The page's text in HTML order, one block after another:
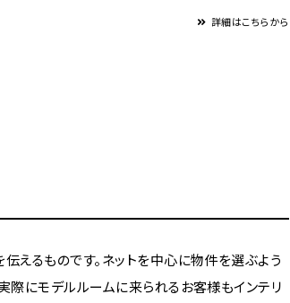
詳細はこちらから
えるものです。ネットを中心に物件を選ぶよう
際にモデルルームに来られるお客様もインテリ